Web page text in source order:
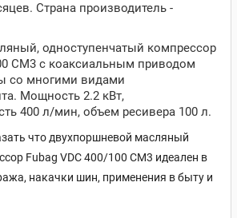
Страна производитель -
одноступенчатый компрессор
CM3 с коаксиальным приводом
со многими видами
Мощность 2.2 кВт,
400 л/мин, объем ресивера 100 л.
что двухпоршневой масляный
Fubag VDC 400/100 CM3 идеален в
накачки шин, применения в быту и